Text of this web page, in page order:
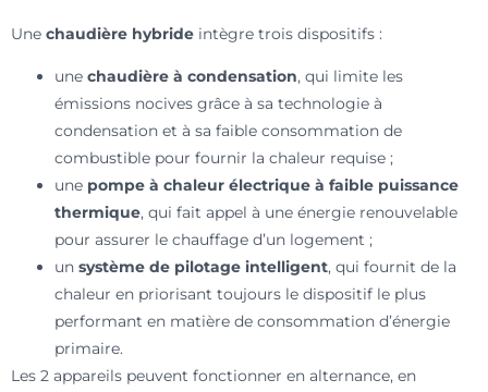
Une chaudière hybride intègre trois dispositifs :
une chaudière à condensation, qui limite les
émissions nocives grâce à sa technologie à
condensation et à sa faible consommation de
combustible pour fournir la chaleur requise ;
une pompe à chaleur électrique à faible puissance
thermique, qui fait appel à une énergie renouvelable
pour assurer le chauffage d’un logement ;
un système de pilotage intelligent, qui fournit de la
chaleur en priorisant toujours le dispositif le plus
performant en matière de consommation d’énergie
primaire.
Les 2 appareils peuvent fonctionner en alternance, en